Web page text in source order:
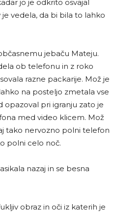
jo je odkrito osvajal
vedela, da bi bila to lahko
jebaču Mateju.
ob telefonu in z roko
razne packarije. Mož je
na posteljo zmetala vse
opazoval pri igranju zato je
med video klicem. Mož
tako nervozno polni telefon
polni celo noč.
nazaj in se besna
obraz in oči iz katerih je